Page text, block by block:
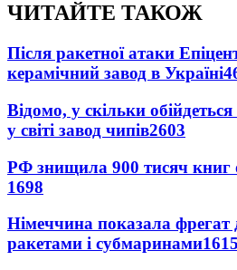
ЧИТАЙТЕ ТАКОЖ
Після ракетної атаки
керамічний завод в Україні
Відомо, у скільки
у світі завод чипів2603
РФ знищила 900 тисяч книг
1698
Німеччина показала фрегат
ракетами і субмаринами1615